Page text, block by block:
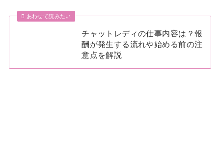
あわせて読みたい
チャットレディの仕事内容は？報
酬が発生する流れや始める前の注
意点を解説